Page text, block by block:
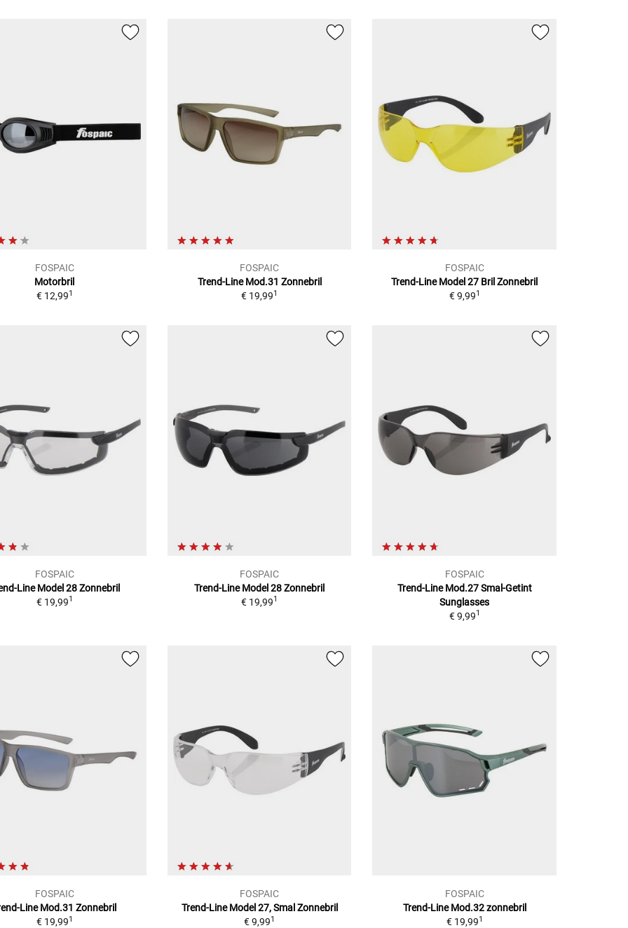
FOSPAIC
Motorbril
€ 12,991
FOSPAIC
Trend-Line Mod.31 Zonnebril
€ 19,991
FOSPAIC
Trend-Line Model 27 Bril Zonnebril
€ 9,991
FOSPAIC
Line Model 28 Zonnebril
€ 19,991
FOSPAIC
Trend-Line Model 28 Zonnebril
€ 19,991
FOSPAIC
Trend-Line Mod.27 Smal-Getint
Sunglasses
€ 9,991
FOSPAIC
Line Mod.31 Zonnebril
€ 19,991
FOSPAIC
Trend-Line Model 27, Smal Zonnebril
€ 9,991
FOSPAIC
Trend-Line Mod.32 zonnebril
€ 19,991